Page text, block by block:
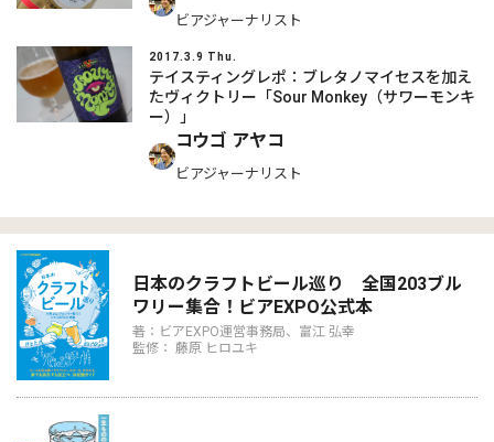
ビアジャーナリスト
2017.3.9 Thu.
テイスティングレポ：ブレタノマイセスを加え
たヴィクトリー「Sour Monkey（サワーモンキ
ー）」
コウゴ アヤコ
ビアジャーナリスト
日本のクラフトビール巡り 全国203ブル
ワリー集合！ビアEXPO公式本
著：ビアEXPO運営事務局、富江 弘幸
監修： 藤原 ヒロユキ